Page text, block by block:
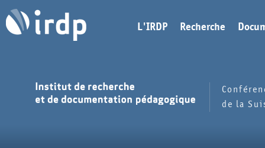
L'IRDP Recherche
de la